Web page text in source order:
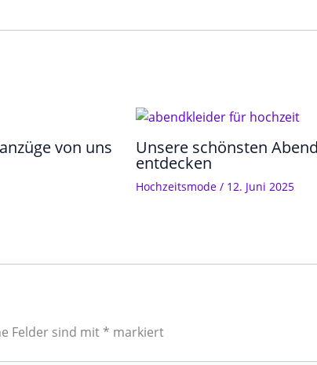
von uns Unsere schönsten
entdecken
Hochzeitsmode/ 12. Juni 2025
Felder sind mit * markiert